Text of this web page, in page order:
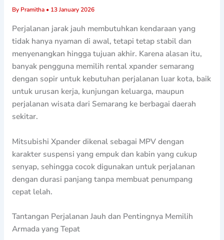
By Pramitha • 13 January 2026
Perjalanan jarak jauh membutuhkan kendaraan yang
tidak hanya nyaman di awal, tetapi tetap stabil dan
menyenangkan hingga tujuan akhir. Karena alasan itu,
banyak pengguna memilih rental xpander semarang
dengan sopir untuk kebutuhan perjalanan luar kota, baik
untuk urusan kerja, kunjungan keluarga, maupun
perjalanan wisata dari Semarang ke berbagai daerah
sekitar.
Mitsubishi Xpander dikenal sebagai MPV dengan
karakter suspensi yang empuk dan kabin yang cukup
senyap, sehingga cocok digunakan untuk perjalanan
dengan durasi panjang tanpa membuat penumpang
cepat lelah.
Tantangan Perjalanan Jauh dan Pentingnya Memilih
Armada yang Tepat